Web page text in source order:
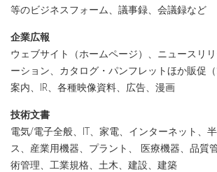
等のビジネスフォーム、議事録、会議録など
企業広報
ウェブサイト（ホームページ）、ニュースリ
ーション、カタログ・パンフレットほか販促
案内、IR、各種映像資料、広告、漫画
技術文書
電気/電子全般、IT、家電、インターネット、
ス、産業用機器、プラント、 医療機器、品質
術管理、工業規格、土木、建設、建築